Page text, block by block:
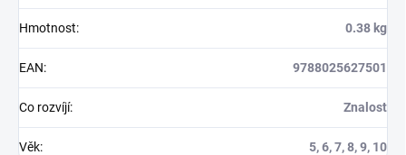
Hmotnost: 0.38 kg
EAN: 9788025627501
Co rozvíjí: Znalost
Věk: 5, 6, 7, 8, 9, 10